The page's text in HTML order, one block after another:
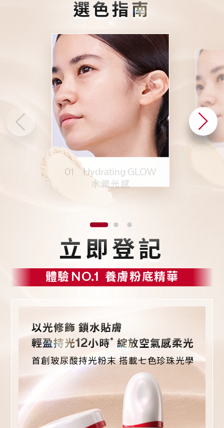
選色指南
01 Hydrating GLOW
水潤光感
立即登記
體驗 NO.1 養膚粉底精華
以光修飾 鎖水貼膚
輕盈持光12小時* 綻放空氣感柔光
首創玻尿酸持光粉末 搭載七色珍珠光學